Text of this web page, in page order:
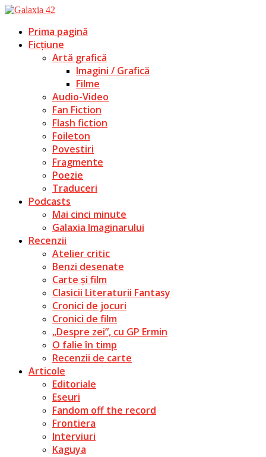
Prima pagină
Ficțiune
Artă grafică
Imagini / Grafică
Filme
Audio-Video
Fan Fiction
Flash fiction
Foileton
Povestiri
Fragmente
Poezie
Traduceri
Podcasts
Mai cinci minute
Galaxia Imaginarului
Recenzii
Atelier critic
Benzi desenate
Carte și film
Clasicii Literaturii Fantasy
Cronici de jocuri
Cronici de film
„Despre zei”, cu GP Ermin
O falie în timp
Recenzii de carte
Articole
Editoriale
Eseuri
Fandom off the record
Frontiera
Interviuri
Kaguya